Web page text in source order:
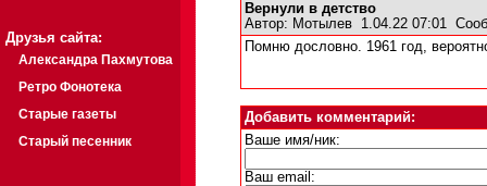
Друзья сайта:
Александра Пахмутова
Ретро Фонотека
Старые газеты
Старый песенник
Вернули в детство
Автор: Мотылев 1.04.22 07:01
Помню дословно. 1961 год,
Добавить комментарий:
Ваше имя/ник:
Ваш email: